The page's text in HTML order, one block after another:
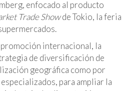
enfocado al producto
Trade Showde Tokio, la feria
internacional, la
de diversificación de
geográfica como por
para ampliar la